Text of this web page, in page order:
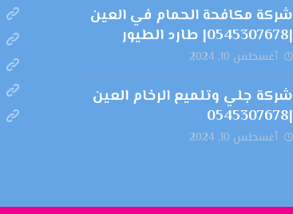
شركة مكافحة الحمام في العين
|0545307678| طارد الطيور
أغسطس 10, 2024
شركة جلي وتلميع الرخام العين
|0545307678
أغسطس 10, 2024